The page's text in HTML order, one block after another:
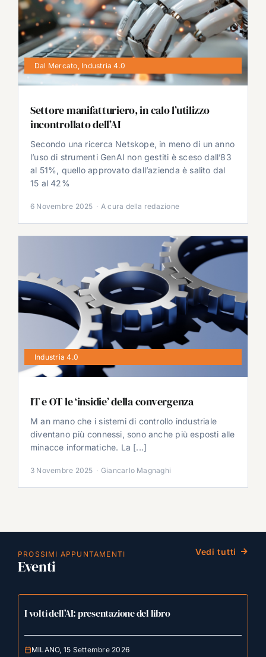
Dal Mercato Industria 4.0
Settore manifatturiero, in calo l’utilizzo
incontrollato dell’AI
Secondo una ricerca Netskope, in meno di un anno
l’uso di strumenti GenAI non gestiti è sceso dall’83
al 51%, quello approvato dall’azienda è salito dal
15 al 42%
6 Novembre 2025 · A cura della redazione
Industria 4.0
IT e OT le ‘insidie’ della convergenza
M an mano che i sistemi di controllo industriale
diventano più connessi, sono anche più esposti alle
minacce informatiche. La [...]
3 Novembre 2025 · Giancarlo Magnaghi
PROSSIMI APPUNTAMENTI
Eventi
Vedi tutti
I volti dell’AI: presentazione del libro
MILANO, 15 Settembre 2026